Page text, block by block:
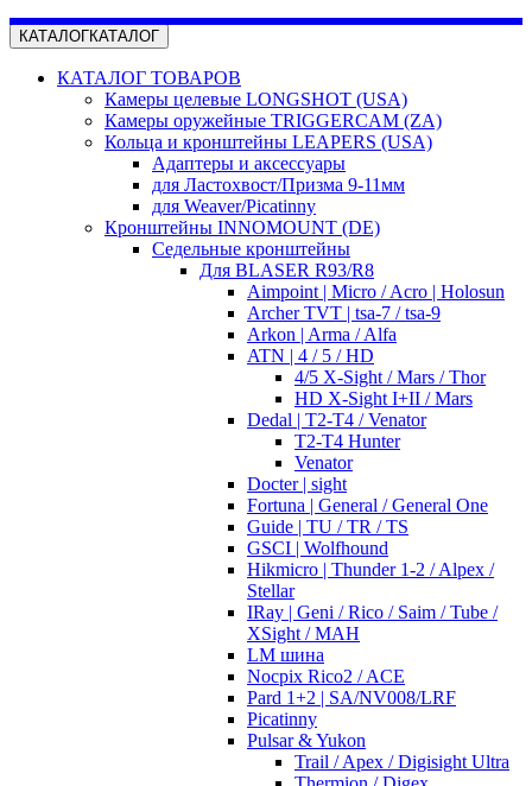
КАТАЛОГКАТАЛОГ
КАТАЛОГ ТОВАРОВ
Камеры целевые LONGSHOT (USA)
Камеры оружейные TRIGGERCAM (ZA)
Кольца и кронштейны LEAPERS (USA)
Адаптеры и аксессуары
для Ластохвост/Призма 9-11мм
для Weaver/Picatinny
Кронштейны INNOMOUNT (DE)
Седельные кронштейны
Для BLASER R93/R8
Aimpoint | Micro / Acro | Holosun
Archer TVT | tsa-7 / tsa-9
Arkon | Arma / Alfa
ATN | 4 / 5 / HD
4/5 X-Sight / Mars / Thor
HD X-Sight I+II / Mars
Dedal | T2-T4 / Venator
T2-T4 Hunter
Venator
Docter | sight
Fortuna | General / General One
Guide | TU / TR / TS
GSCI | Wolfhound
Hikmicro | Thunder 1-2 / Alpex /
Stellar
IRay | Geni / Rico / Saim / Tube /
XSight / MAH
LM шина
Nocpix Rico2 / ACE
Pard 1+2 | SA/NV008/LRF
Picatinny
Pulsar & Yukon
Trail / Apex / Digisight Ultra